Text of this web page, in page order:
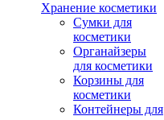
Хранение косметики
Сумки для
косметики
Органайзеры
для косметики
Корзины для
косметики
Контейнеры для